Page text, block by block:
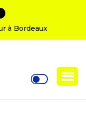
L’Amnesia